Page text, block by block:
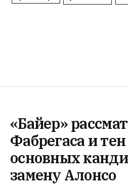
«Байер»
Фабрегаса и
основных
замену Алонсо